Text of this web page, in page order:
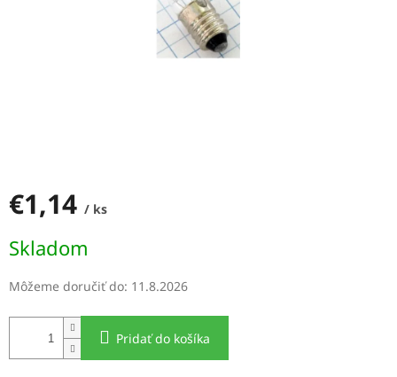
€1,14 / ks
cena:
Skladom
Môžeme doručiť do: 11.8.2026
Pridať do košíka